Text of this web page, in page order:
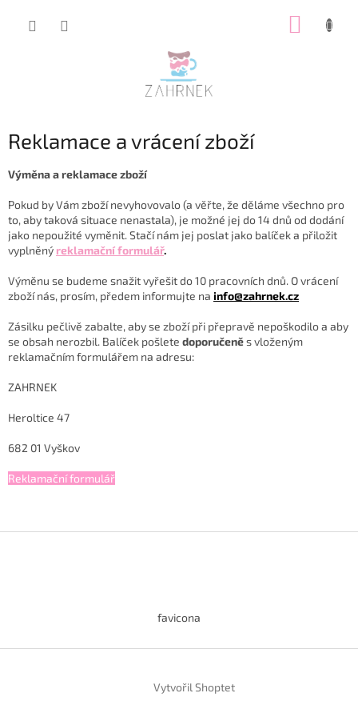
Reklamace a vrácení zboží
Výměna a reklamace zboží
Pokud by Vám zboží nevyhovovalo (a věřte, že děláme všechno pro
to, aby taková situace nenastala), je možné jej do 14 dnů od dodání
jako nepoužité vyměnit. Stačí nám jej poslat jako balíček a přiložit
vyplněný reklamační formulář.
Výměnu se budeme snažit vyřešit do 10 pracovních dnů. O vrácení
zboží nás, prosím, předem informujte na info@zahrnek.cz
Zásilku pečlivě zabalte, aby se zboží při přepravě nepoškodilo a aby
se obsah nerozbil. Balíček pošlete doporučeněs vloženým
reklamačním formulářem na adresu:
ZAHRNEK
Heroltice 47
682 01 Vyškov
Reklamační formulář
favicona
Vytvořil Shoptet